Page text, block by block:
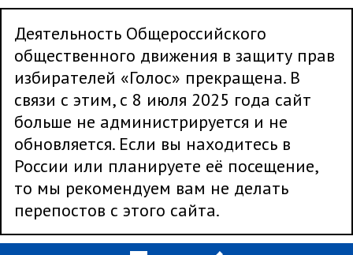
Деятельность Общероссийского
общественного движения в защиту прав
избирателей «Голос» прекращена. В
связи с этим, с 8 июля 2025 года сайт
больше не администрируется и не
обновляется. Если вы находитесь в
России или планируете её посещение,
то мы рекомендуем вам не делать
перепостов с этого сайта.